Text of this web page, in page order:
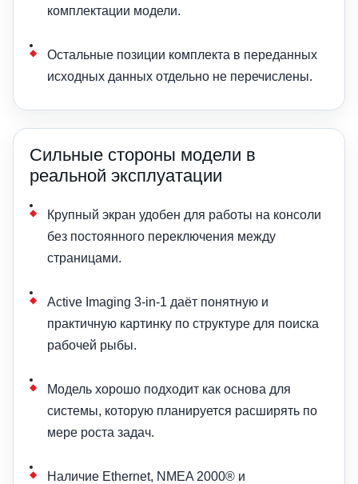
комплектации модели.
Остальные позиции комплекта в переданных
исходных данных отдельно не перечислены.
Сильные стороны модели в
реальной эксплуатации
Крупный экран удобен для работы на консоли
без постоянного переключения между
страницами.
Active Imaging 3-in-1 даёт понятную и
практичную картинку по структуре для поиска
рабочей рыбы.
Модель хорошо подходит как основа для
системы, которую планируется расширять по
мере роста задач.
Наличие Ethernet, NMEA 2000® и